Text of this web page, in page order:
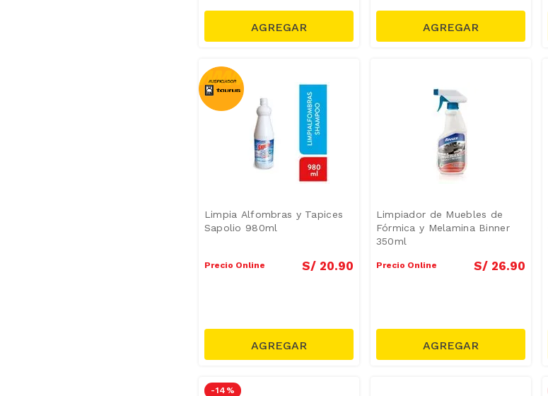
Limpia Alfombras y Tapices
Sapolio 980ml
Precio Online S/ 20.90
Limpiador de Muebles de
Fórmica y Melamina Binner
350ml
Precio Online S/ 26.90
-14 %